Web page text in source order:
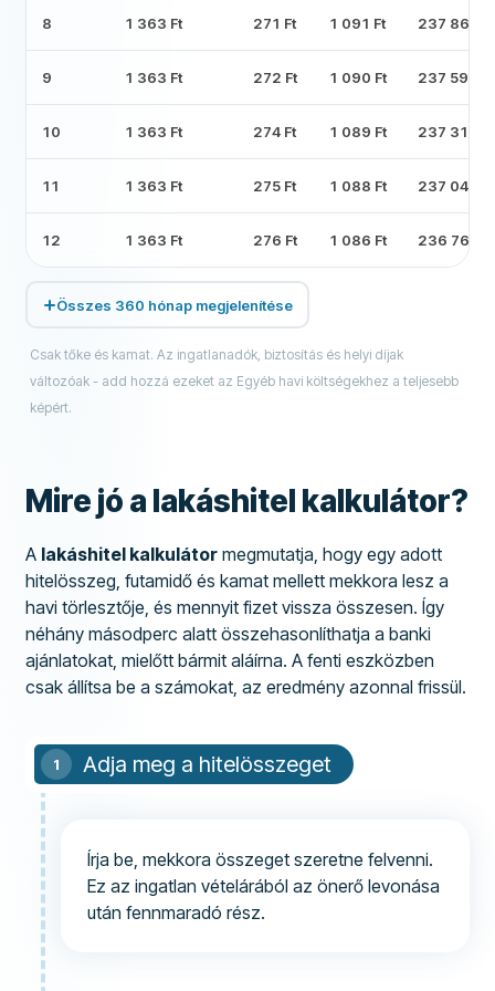
8 1 363 Ft 271 Ft 1 091 Ft 237 864 Ft
9 1 363 Ft 272 Ft 1 090 Ft 237 592 Ft
10 1 363 Ft 274 Ft 1 089 Ft 237 318 Ft
11 1 363 Ft 275 Ft 1 088 Ft 237 043 Ft
12 1 363 Ft 276 Ft 1 086 Ft 236 767 Ft
Összes 360 hónap megjelenítése
Csak tőke és kamat. Az ingatlanadók, biztosítás és helyi díjak
változóak - add hozzá ezeket az Egyéb havi költségekhez a teljesebb
képért.
Mire jó a lakáshitel kalkulátor?
A lakáshitel kalkulátor megmutatja, hogy egy adott
hitelösszeg, futamidő és kamat mellett mekkora lesz a
havi törlesztője, és mennyit fizet vissza összesen. Így
néhány másodperc alatt összehasonlíthatja a banki
ajánlatokat, mielőtt bármit aláírna. A fenti eszközben
csak állítsa be a számokat, az eredmény azonnal frissül.
Adja meg a hitelösszeget
Írja be, mekkora összeget szeretne felvenni.
Ez az ingatlan vételárából az önerő levonása
után fennmaradó rész.